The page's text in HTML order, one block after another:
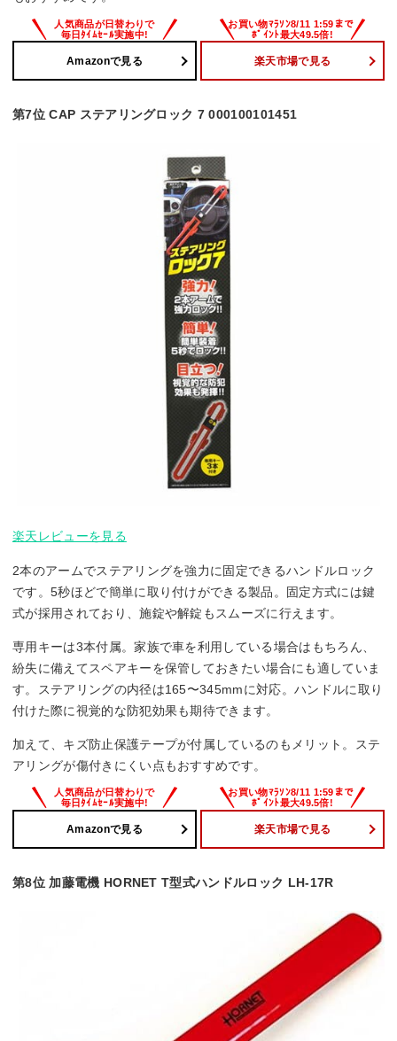
Amazonで見る 楽天市場で見る
第7位 CAP ステアリングロック 7 000100101451
楽天レビューを見る
2本のアームでステアリングを強力に固定できるハンドルロック
です。5秒ほどで簡単に取り付けができる製品。固定方式には鍵
式が採用されており、施錠や解錠もスムーズに行えます。
専用キーは3本付属。家族で車を利用している場合はもちろん、
紛失に備えてスペアキーを保管しておきたい場合にも適していま
す。ステアリングの内径は165〜345mmに対応。ハンドルに取り
付けた際に視覚的な防犯効果も期待できます。
加えて、キズ防止保護テープが付属しているのもメリット。ステ
アリングが傷付きにくい点もおすすめです。
Amazonで見る 楽天市場で見る
第8位 加藤電機 HORNET T型式ハンドルロック LH-17R